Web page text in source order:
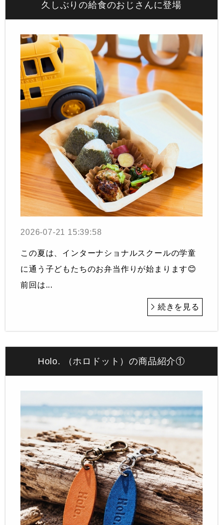
久しぶりの給食のおじさんに登場
2026-07-21 15:39:58
この夏は、インターナショナルスクールの学童
に通う子どもたちのお弁当作りが始まります😊
前回は...
続きを見る
Holo. （ホロドット）の商品紹介①